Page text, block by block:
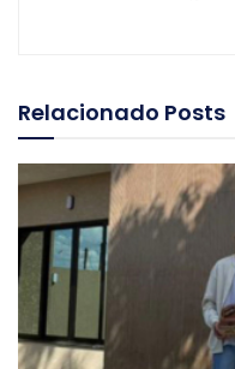
Relacionado Posts